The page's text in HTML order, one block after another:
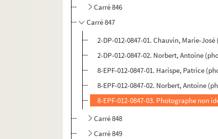
Carré 846
Carré 847
2-DP-012-0847-01. Chauvin, Marie-
2-DP-012-0847-02. Norbert, Antoine
8-EPF-012-0847-01. Harispe, Patrice
8-EPF-012-0847-02. Norbert, Antoine
8-EPF-012-0847-03. Photographe non
Carré 848
Carré 849